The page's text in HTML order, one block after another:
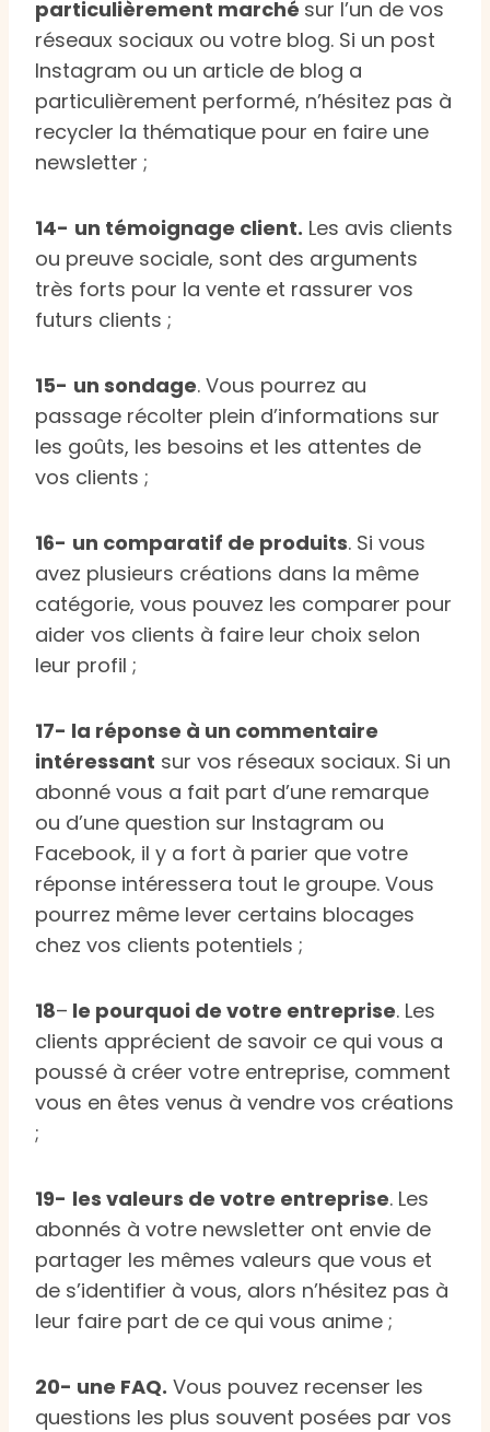
particulièrement marché sur l’un de vos
réseaux sociaux ou votre blog. Si un post
Instagram ou un article de blog a
particulièrement performé, n’hésitez pas à
recycler la thématique pour en faire une
newsletter ;
14- un témoignage client. Les avis clients
ou preuve sociale, sont des arguments
très forts pour la vente et rassurer vos
futurs clients ;
15- un sondage. Vous pourrez au
passage récolter plein d’informations sur
les goûts, les besoins et les attentes de
vos clients ;
16- un comparatif de produits. Si vous
avez plusieurs créations dans la même
catégorie, vous pouvez les comparer pour
aider vos clients à faire leur choix selon
leur profil ;
17- la réponse à un commentaire
intéressant sur vos réseaux sociaux. Si un
abonné vous a fait part d’une remarque
ou d’une question sur Instagram ou
Facebook, il y a fort à parier que votre
réponse intéressera tout le groupe. Vous
pourrez même lever certains blocages
chez vos clients potentiels ;
18– le pourquoi de votre entreprise. Les
clients apprécient de savoir ce qui vous a
poussé à créer votre entreprise, comment
vous en êtes venus à vendre vos créations
;
19- les valeurs de votre entreprise. Les
abonnés à votre newsletter ont envie de
partager les mêmes valeurs que vous et
de s’identifier à vous, alors n’hésitez pas à
leur faire part de ce qui vous anime ;
20- une FAQ. Vous pouvez recenser les
questions les plus souvent posées par vos